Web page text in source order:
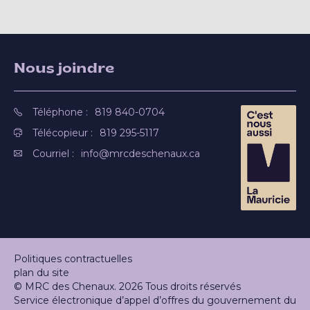
Nous joindre
Téléphone :
819 840-0704
Télécopieur :
819 295-5117
Courriel :
info@mrcdeschenaux.ca
Politiques contractuelles
plan du site
© MRC des Chenaux. 2026 Tous droits réservés
Service électronique d’appel d’offres du gouvernement du